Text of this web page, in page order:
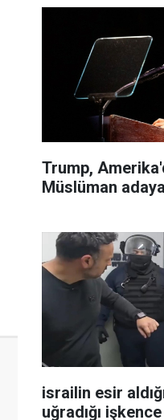
Trump,
Müslüman
israilin esir
uğradığı